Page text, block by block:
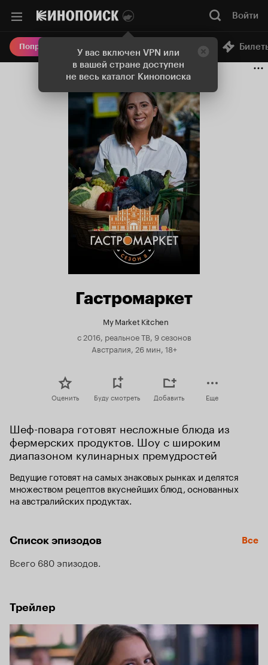
У вас включен VPN или
в вашей стране доступен
не весь каталог Кинопоиска
Войти
Попробовать Плюс Онлайн-кинотеатр
Гастромаркет
My Market Kitchen
с 2016, реальное ТВ, 9 сезонов
Австралия, 26 мин, 18+
Оценить Буду смотреть Добавить Еще
Шеф-повара готовят несложные блюда из
фермерских продуктов. Шоу с широким
диапазоном кулинарных премудростей
Ведущие готовят на самых знаковых рынках и делятся
множеством рецептов вкуснейших блюд, основанных
на австралийских продуктах.
Список эпизодов Все
Всего 680 эпизодов
Трейлер